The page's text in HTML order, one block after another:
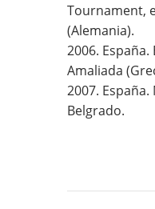
Tournament,
(Alemania).
2006.
Amaliada
2007.
Belgrado.